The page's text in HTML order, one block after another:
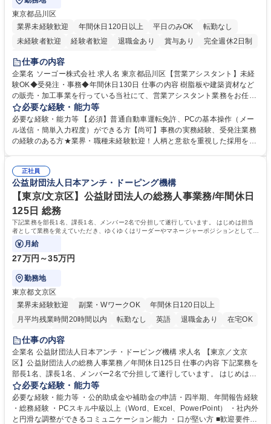
東京都品川区
業界未経験歓迎
年間休日120日以上 平日のみOK
転勤なし
未経験者歓迎
経験者歓迎 退職金あり 賞与あり
完全週休2日制
交通費支給
仕事の内容
企業名 ソーゴー株式会社 求人名 東京都品川区【営業アシスタント】未経
験OK◆受発注・事務◆年間休日130日 仕事の内容 樹脂板や建築資材など
の販売・加工事業を行っている当社にて、営業アシスタント業務をお任せ
いたします。注文対応やWebデータの出力、各所への発注・加工依頼のほ
か、電話・メール対応等の事務業務を担当します。 ■受注・発注業務：FA
Xによる注文対応、Web発注データのプリントアウト、各仕入先・協力会
社への発注および加工依頼等 ■納品書・請求書の作成および発送手配 ■商
当社の指定する業務 募集職種 東京都品川区【営業アシスタント】未経験O
K◆受発注・事務◆年間休日130日
必要な経験・能力等
必要な経験・能力等 【必須】普通自動車運転免許、PCの基本操作（メー
ル送信・簡単入力程度）ができる方【尚可】事務の実務経験、受発注業務
の経験のある方★業界・職種未経験歓迎！人柄と意欲を重視した採用を行
変化に臨機応変かつ柔軟に対応できる方、約束を守り正確に作業を進めら
れる方を求めています。高度なPCスキルや関数知識は一切不要です。丁
寧な指導体制が整っているため、安心してお仕事をスタートしていただけ
ます。 学歴・資格 学歴：大学院 大学 高専 短大 専修学校 高校 語学力：
資格：
正社員
公益財団法人日本アンチ・ドーピング機構
【東京/文京区】公益財団法人の総務人事業務/年間休日
125日 総務
下記業務を部長1名、課長1名、メンバー2名で分担して遂行しています。 はじめは担当
者として業務を覚えていただき、ゆくゆくはリーダーやマネージャーポジションとして活
躍いただくことを期待しています。
月給
27万円～35万円
勤務地
東京都文京区
業界未経験歓迎
副業・WワークOK
年間休日120日以上
月平均残業時間20時間以内
転勤なし 英語 退職金あり
在宅OK
賞与あり
育休あり
食事補助あり
仕事の内容
企業名 公益財団法人日本アンチ・ドーピング機構 求人名 【東京／文京
区】公益財団法人の総務人事業務／年間休日125日 仕事の内容 下記業務を
部長1名、課長1名、メンバー2名で分担して遂行しています。 はじめは担
当者として業務を覚えていただき、ゆくゆくはリーダーやマネージャーポ
ジションとして活躍いただくことを期待しています。 【総務・人事グルー
プの業務内容】 ・人事制度関連 ・採用活動 ・教育研修の企画、実行 ・勤
怠管理 ・官公庁への各種提出 ・法定の会議運営（評議員会、理事会） ・
必要な経験・能力等
必要な経験・能力等 ・公的助成金や補助金の申請・四半期、年間報告経験
・総務経験 ・PCスキル中級以上（Word、Excel、PowerPoint） ・社内外
と円滑な調整ができるコミュニケーション能力 ・口が堅い方 ■歓迎要件